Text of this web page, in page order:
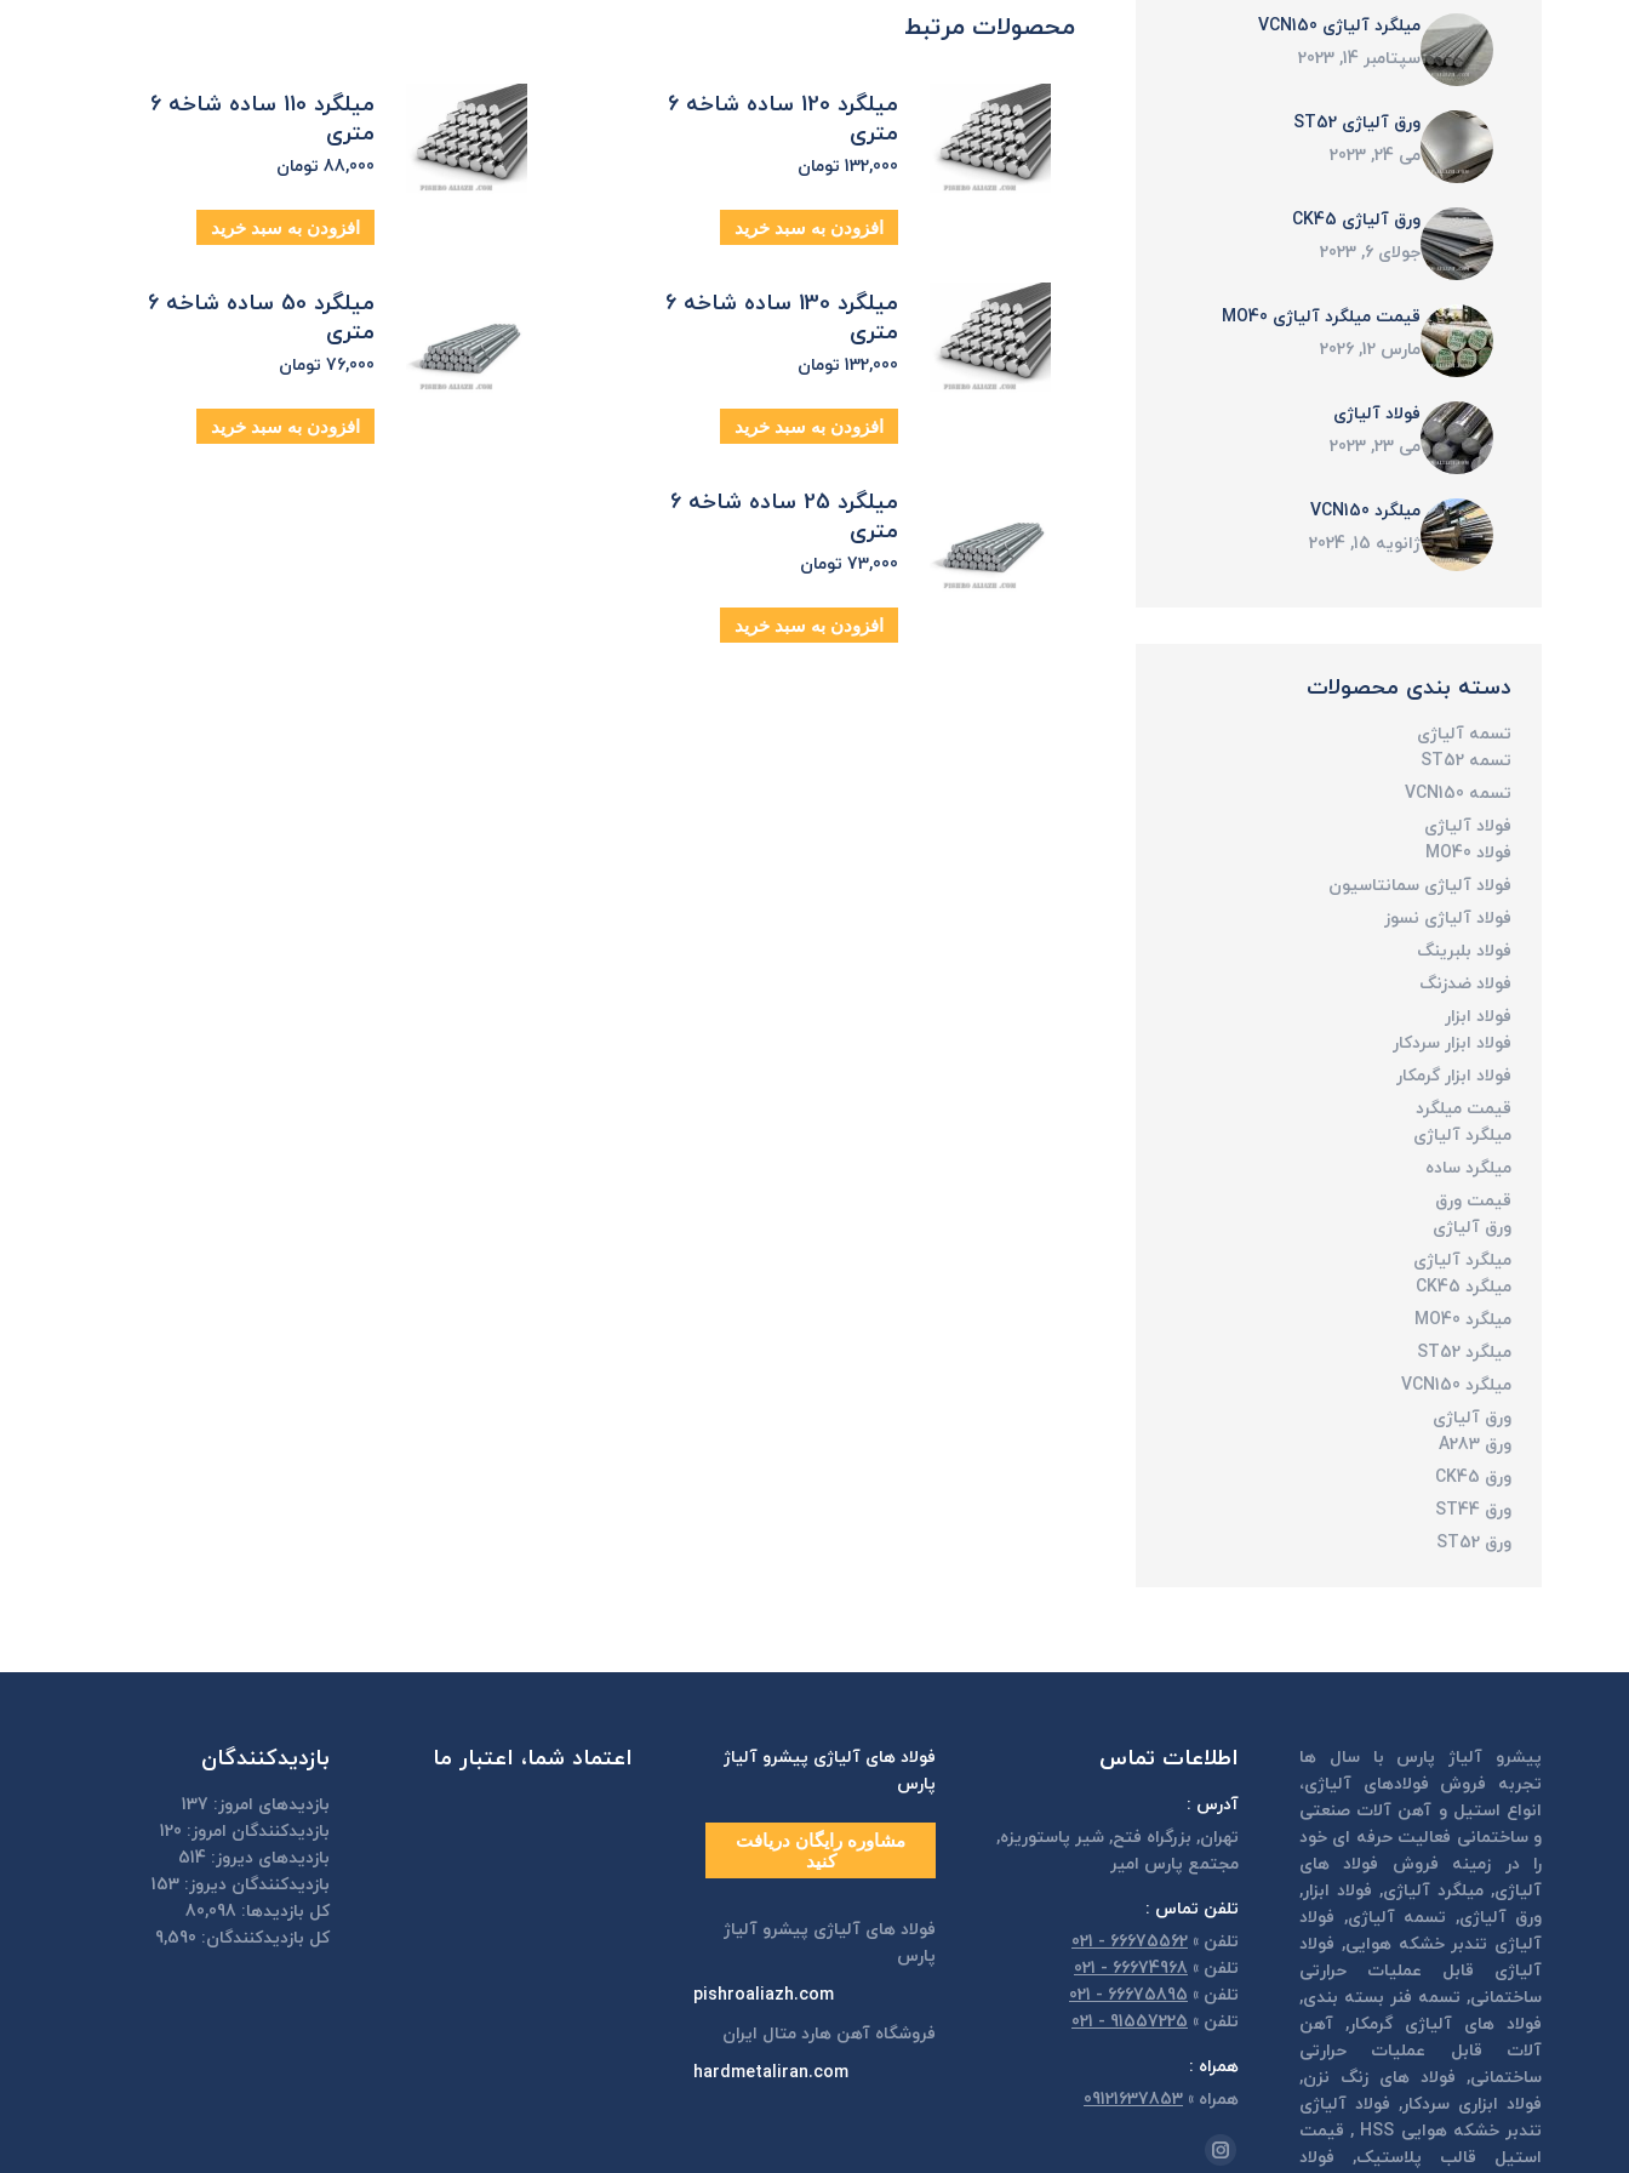
محصولات مرتبط
میلگرد 120 ساده شاخه 6
متری
132,000 تومان
افزودن به سبد خرید
میلگرد 110 ساده شاخه 6
متری
88,000 تومان
افزودن به سبد خرید
میلگرد 130 ساده شاخه 6
متری
132,000 تومان
افزودن به سبد خرید
میلگرد 50 ساده شاخه 6
متری
76,000 تومان
افزودن به سبد خرید
میلگرد 25 ساده شاخه 6
متری
73,000 تومان
افزودن به سبد خرید
میلگرد آلیاژی VCN150
سپتامبر 14, 2023
ورق آلیاژی ST52
می 24, 2023
ورق آلیاژی CK45
جولای 6, 2023
قیمت میلگرد آلیاژی MO40
مارس 12, 2026
فولاد آلیاژی
می 23, 2023
میلگرد VCN150
ژانویه 15, 2024
دسته بندی محصولات
تسمه آلیاژی
تسمه ST52
تسمه VCN150
فولاد آلیاژی
فولاد MO40
فولاد آلیاژی سمانتاسیون
فولاد آلیاژی نسوز
فولاد بلبرینگ
فولاد ضدزنگ
فولاد ابزار
فولاد ابزار سردکار
فولاد ابزار گرمکار
قیمت میلگرد
میلگرد آلیاژی
میلگرد ساده
قیمت ورق
ورق آلیاژی
میلگرد آلیاژی
میلگرد CK45
میلگرد MO40
میلگرد ST52
میلگرد VCN150
ورق آلیاژی
ورق A283
ورق CK45
ورق ST44
ورق ST52
پیشرو آلیاژ پارس با سال ها
تجربه فروش فولادهای آلیاژی،
انواع استیل و آهن آلات صنعتی
و ساختمانی فعالیت حرفه ای خود
را در زمینه فروش فولاد های
آلیاژی, میلگرد آلیاژی, فولاد ابزار,
ورق آلیاژی, تسمه آلیاژی, فولاد
آلیاژی تندبر خشكه هوايی, فولاد
آلیاژی قابل عمليات حرارتی
ساختمانی, تسمه فنر بسته بندی,
فولاد های آلیاژی گرمكار, آهن
آلات قابل عمليات حرارتی
ساختمانی, فولاد های زنگ نزن,
فولاد ابزاری سردكار, فولاد آلیاژی
تندبر خشكه هوايی HSS , قیمت
استیل قالب پلاستيک, فولاد
اطلاعات تماس
آدرس :
تهران, بزرگراه فتح, شير پاستوريزه,
مجتمع پارس امير
تلفن تماس :
تلفن »
66675562 - 021
تلفن »
66674968 - 021
تلفن »
66675895 - 021
تلفن »
91557225 - 021
همراه :
همراه »
09121637853
مارا در اینجا پیدا کنید:
اینستاگرام
فولاد های آلیاژی پیشرو آلیاژ
پارس
مشاوره رایگان دریافت
کنید
فولاد های آلیاژی پیشرو آلیاژ
پارس
pishroaliazh.com
فروشگاه آهن هارد متال ایران
hardmetaliran.com
اعتماد شما، اعتبار ما بازدیدکنندگان
بازدیدهای امروز: 137
بازدیدکنندگان امروز: 120
بازدیدهای دیروز: 514
بازدیدکنندگان دیروز: 153
کل بازدیدها: 80,098
کل بازدیدکنند‌گان: 9,590